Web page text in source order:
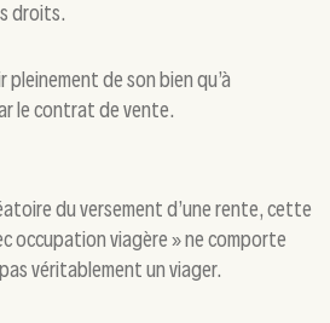
droits.
pleinement de son bien qu’à
le contrat de vente.
du versement d’une rente, cette
occupation viagère » ne comporte
véritablement un viager.